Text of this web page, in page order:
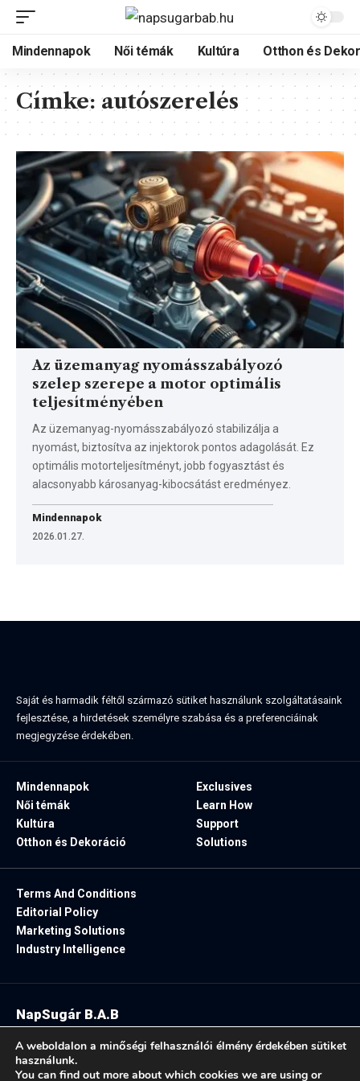
Mindennapok Női témák Kultúra Otthon és
Címke: autószerelés
Az üzemanyag nyomásszabályozó
szelep szerepe a motor optimális
teljesítményében
Az üzemanyag-nyomásszabályozó stabilizálja a
nyomást, biztosítva az injektorok pontos adagolását. Ez
optimális motorteljesítményt, jobb fogyasztást és
alacsonyabb károsanyag-kibocsátást eredményez.
Mindennapok
2026.01.27.
Saját és harmadik féltől származó sütiket használunk szolgáltatásaink
fejlesztése, a hirdetések személyre szabása és a preferenciáinak
megjegyzése érdekében.
Mindennapok
Női témák
Kultúra
Otthon és Dekoráció
Exclusives
Learn How
Support
Solutions
Terms And Conditions
Editorial Policy
Marketing Solutions
Industry Intelligence
NapSugár B.A.B
A weboldalon a minőségi felhasználói élmény érdekében sütiket
használunk.
You can find out more about which cookies we are using or